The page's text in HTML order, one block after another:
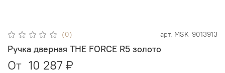
(0) арт. MSK-9013913
Ручка дверная THE FORCE R5 золото
От 10 287 ₽